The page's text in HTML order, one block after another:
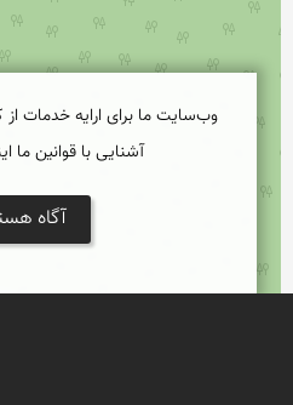
وب‌سایت ما برای ارایه خدمات
آشنایی با قوانین ما
آگاه